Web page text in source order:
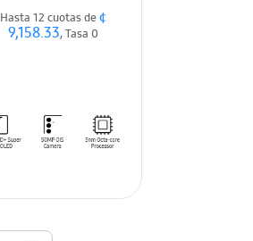
Hasta 12 cuotas de¢
9,158.33, Tasa 0